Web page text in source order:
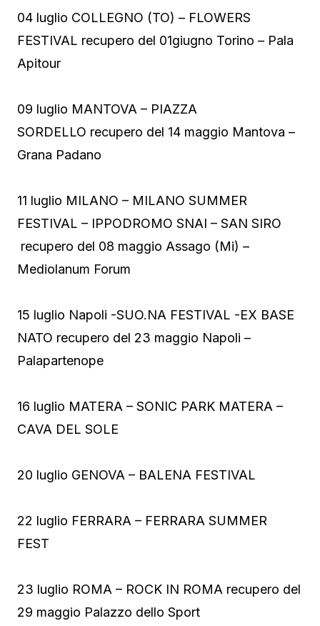
04 luglio COLLEGNO (TO) – FLOWERS
FESTIVAL recupero del 01giugno Torino – Pala
Apitour
09 luglio MANTOVA – PIAZZA
SORDELLO recupero del 14 maggio Mantova –
Grana Padano
11 luglio MILANO – MILANO SUMMER
FESTIVAL – IPPODROMO SNAI – SAN SIRO
recupero del 08 maggio Assago (Mi) –
Mediolanum Forum
15 luglio Napoli -SUO.NA FESTIVAL -EX BASE
NATO recupero del 23 maggio Napoli –
Palapartenope
16 luglio MATERA – SONIC PARK MATERA –
CAVA DEL SOLE
20 luglio GENOVA – BALENA FESTIVAL
22 luglio FERRARA – FERRARA SUMMER
FEST
23 luglio ROMA – ROCK IN ROMA recupero del
29 maggio Palazzo dello Sport